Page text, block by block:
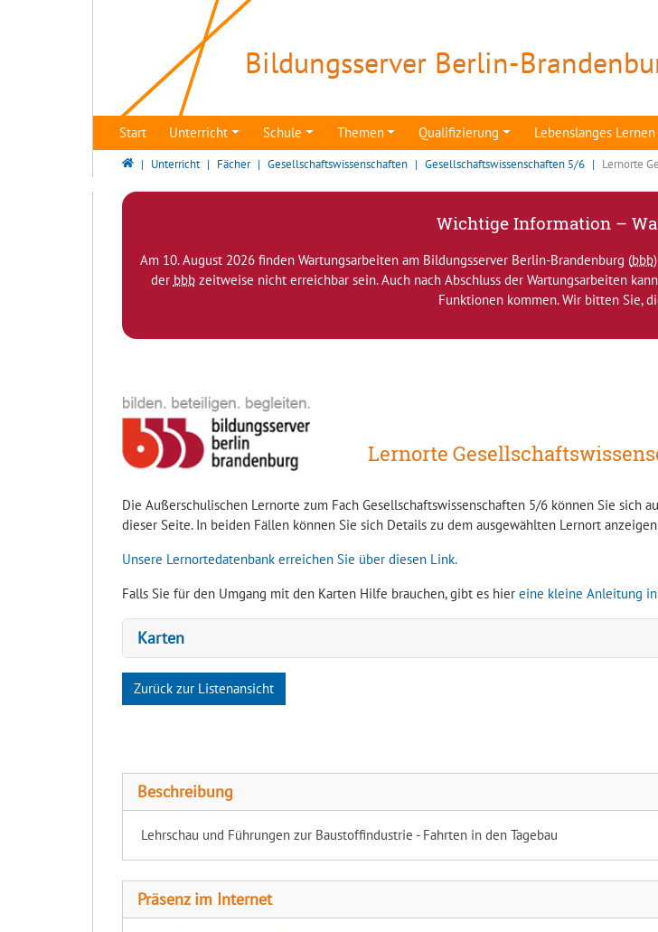
Bildungsserver Berlin-
Start Unterricht Schule Themen Qualifizierung Lebenslanges Lernen
Bildungsserver Berlin - Brandenburg
Unterricht Fächer Gesellschaftswissenschaften Gesellschaftswissenschaften 5/6 Lernorte
Wichtige Information –
Am 10. August 2026 finden Wartungsarbeiten am Bildungsserver Berlin-Brandenburg (bbb
der bbbzeitweise nicht erreichbar sein. Auch nach Abschluss der Wartungsarbeiten
Funktionen kommen. Wir bitten Sie,
Lernorte
Die Außerschulischen Lernorte zum Fach Gesellschaftswissenschaften 5/6 können Sie
dieser Seite. In beiden Fällen können Sie sich Details zu dem ausgewählten Lernort
Unsere Lernortedatenbank erreichen Sie über diesen Link.
Falls Sie für den Umgang mit den Karten Hilfe brauchen, gibt es hier eine kleine Anleitung
Karten
Zurück zur Listenansicht
Beschreibung
Lehrschau und Führungen zur Baustoffindustrie - Fahrten in den Tagebau
Präsenz im Internet